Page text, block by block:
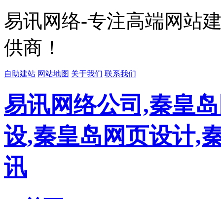
易讯网络-专注高端网站
供商！
自助建站 网站地图 关于我们 联系我们
易讯网络公司,秦皇
设,秦皇岛网页设计,
讯